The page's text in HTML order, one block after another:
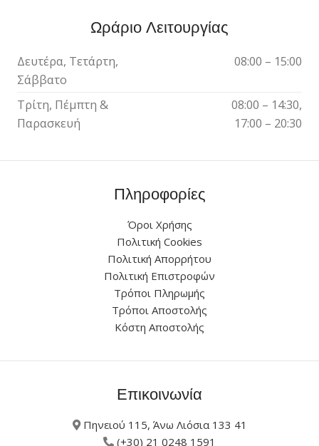
Ωράριο Λειτουργίας
Δευτέρα, Τετάρτη,
Σάββατο
08:00 – 15:00
Τρίτη, Πέμπτη &
Παρασκευή
08:00 – 14:30,
17:00 – 20:30
Πληροφορίες
Όροι Χρήσης
Πολιτική Cookies
Πολιτική Απορρήτου
Πολιτική Επιστροφών
Τρόποι Πληρωμής
Τρόποι Αποστολής
Κόστη Αποστολής
Επικοινωνία
Πηνειού 115, Άνω Λιόσια 133 41
(+30) 21 0248 1591